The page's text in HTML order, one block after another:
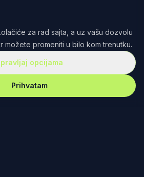
za rad sajta, a uz vašu dozvolu
možete promeniti u bilo kom trenutku.
opcijama
Prihvatam